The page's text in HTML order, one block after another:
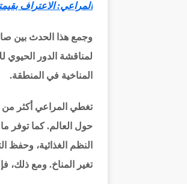
المراعي: الاعتراف
وجمع هذا الحدث بين
لمناقشة الدور الحيوي
المناخية في المنطقة.
تغطي المراعي أكثر
النظم الغذائية، وحفظ
تغير المناخ. ومع ذلك،